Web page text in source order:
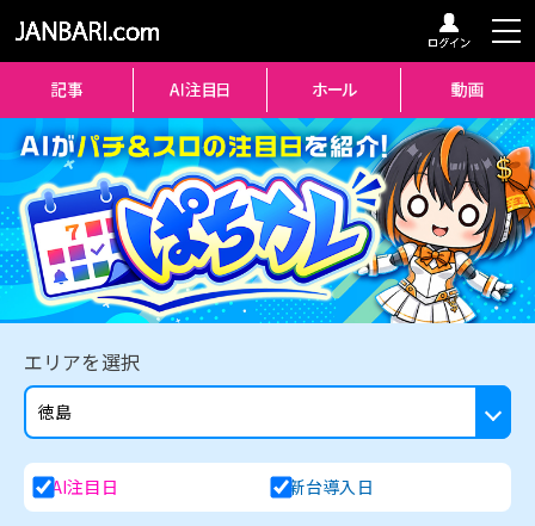
エリアを選択
AI注目日 新台導入日